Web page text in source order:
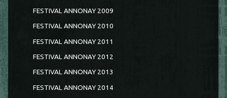
FESTIVAL ANNONAY 2009
FESTIVAL ANNONAY 2010
FESTIVAL ANNONAY 2011
FESTIVAL ANNONAY 2012
FESTIVAL ANNONAY 2013
FESTIVAL ANNONAY 2014